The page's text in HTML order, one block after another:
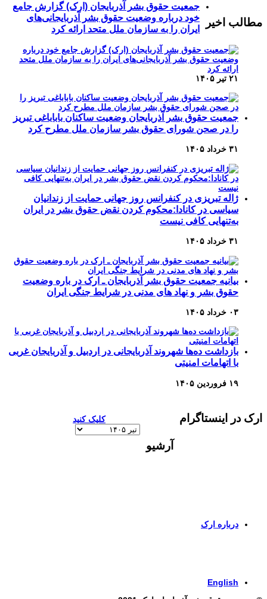
مطالب اخیر
جمعیت حقوق بشر آذربایجان (ارک) گزارش جامع
خود درباره وضعیت حقوق بشر آذربایجانی‌های
ایران را به سازمان ملل متحد ارائه کرد
۲۱ تیر ۱۴۰۵
جمعیت حقوق بشر آذربایجان وضعیت ساکنان باباباغی تبریز
را در صحن شورای حقوق بشر سازمان ملل مطرح کرد
۳۱ خرداد ۱۴۰۵
ژاله تبریزی در کنفرانس روز جهانی حمایت از زندانیان
سیاسی در کانادا:محکوم کردن نقض حقوق بشر در ایران
به‌تنهایی کافی نیست
۳۱ خرداد ۱۴۰۵
بیانیه جمعیت حقوق بشر آذربایجان ـ ارک در باره وضعیت
حقوق بشر و نهاد های مدنی در شرایط جنگی ایران
۰۳ خرداد ۱۴۰۵
بازداشت ده‌ها شهروند آذربایجانی در اردبیل و آذربایجان غربی
با اتهامات امنیتی
۱۹ فروردین ۱۴۰۵
ارک در اینستاگرام کلیک کنید
آرشیو
آرشیو
درباره ارک
English